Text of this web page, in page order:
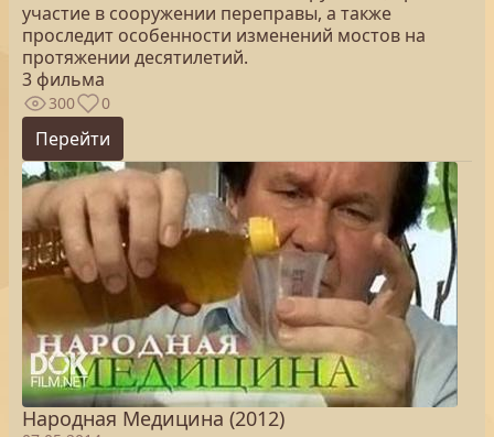
участие в сооружении переправы, а также
проследит особенности изменений мостов на
протяжении десятилетий.
3 фильма
300 0
Перейти
Народная Медицина (2012)